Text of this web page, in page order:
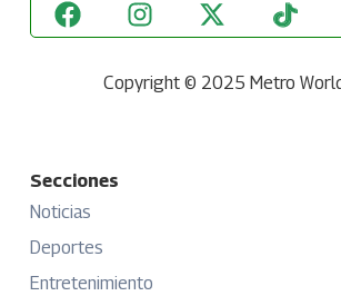
Copyright © 2025 Metro
Secciones
Noticias
Deportes
Entretenimiento